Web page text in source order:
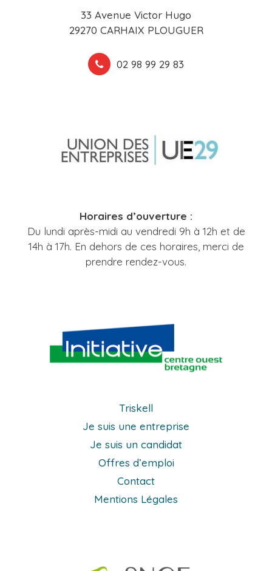
33 Avenue Victor Hugo
29270 CARHAIX PLOUGUER
02 98 99 29 83
Horaires d’ouverture :
Du lundi après-midi au vendredi 9h à 12h et de
14h à 17h. En dehors de ces horaires, merci de
prendre rendez-vous.
Triskell
Je suis une entreprise
Je suis un candidat
Offres d’emploi
Contact
Mentions Légales